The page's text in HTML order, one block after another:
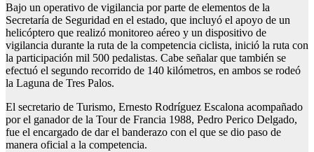
Bajo un operativo de vigilancia por parte de elementos de la
Secretaría de Seguridad en el estado, que incluyó el apoyo de un
helicóptero que realizó monitoreo aéreo y un dispositivo de
vigilancia durante la ruta de la competencia ciclista, inició la ruta con
la participación mil 500 pedalistas. Cabe señalar que también se
efectuó el segundo recorrido de 140 kilómetros, en ambos se rodeó
la Laguna de Tres Palos.
El secretario de Turismo, Ernesto Rodríguez Escalona acompañado
por el ganador de la Tour de Francia 1988, Pedro Perico Delgado,
fue el encargado de dar el banderazo con el que se dio paso de
manera oficial a la competencia.